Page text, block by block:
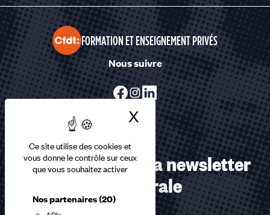
Ce site utilise des cookies et
vous donne le contrôle sur ceux
que vous souhaitez activer
Nos partenaires(20)
X Masquer le
FORMATION ET ENSEIGNEMENT PRIVÉS
Nous suivre
Abonnez-vous à la newsletter
confédérale